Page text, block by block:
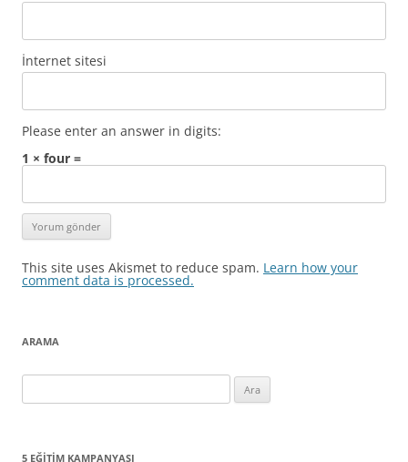
İnternet sitesi
Please enter an answer in digits:
1 × four =
This site uses Akismet to reduce spam. Learn how your
comment data is processed.
ARAMA
5 EĞITIM KAMPANYASI